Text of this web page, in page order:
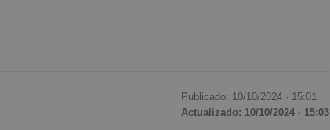
Publicado: 10/10/2024 · 15:01
Actualizado: 10/10/2024 · 15:03